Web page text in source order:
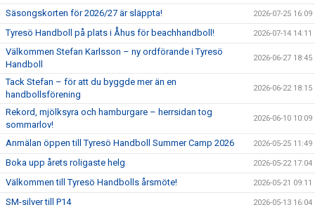
Säsongskorten för 2026/27 är släppta! 2026-07-25 16:09
Tyresö Handboll på plats i Åhus för beachhandboll! 2026-07-14 14:11
Välkommen Stefan Karlsson – ny ordförande i Tyresö
Handboll
2026-06-27 18:45
Tack Stefan – för att du byggde mer än en
handbollsförening
2026-06-22 18:15
Rekord, mjölksyra och hamburgare – herrsidan tog
sommarlov!
2026-06-10 10:09
Anmälan öppen till Tyresö Handboll Summer Camp 2026 2026-05-25 11:49
Boka upp årets roligaste helg 2026-05-22 17:04
Välkommen till Tyresö Handbolls årsmöte! 2026-05-21 09:11
SM-silver till P14 2026-05-13 16:04